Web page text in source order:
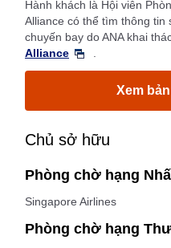
Hành khách là Hội viên
Alliance có thể tìm thông
chuyến bay do ANA khai
Alliance
Xem
Chủ sở hữu
Phòng chờ hạng
Singapore Airlines
Phòng chờ hạng